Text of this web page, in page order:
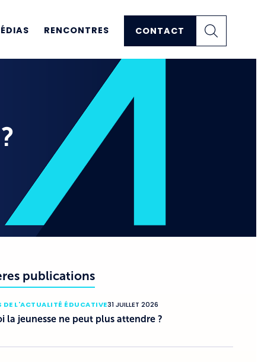
RENCONTRES CONTACT
publications
DE L'ACTUALITÉ ÉDUCATIVE31 JUILLET 2026
la jeunesse ne peut plus attendre ?